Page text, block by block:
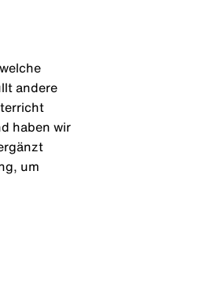
andere
haben wir
um